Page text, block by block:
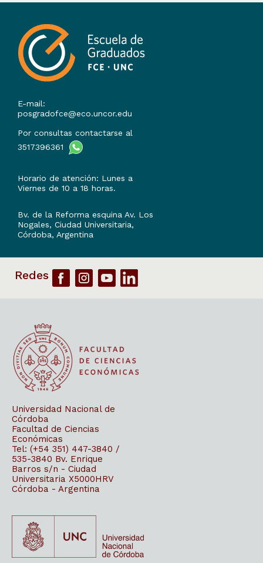
E-mail:
posgradofce@eco.uncor.edu
Por consultas contactarse al
3517396361
Horario de atención: Lunes a
Viernes de 10 a 18 horas.
Bv. de la Reforma esquina Av. Los
Nogales, Ciudad Universitaria,
Córdoba, Argentina
Universidad Nacional de
Córdoba
Facultad de Ciencias
Económicas
Tel: (+54 351) 447-3840 /
535-3840 Bv. Enrique
Barros s/n - Ciudad
Universitaria X5000HRV
Córdoba - Argentina